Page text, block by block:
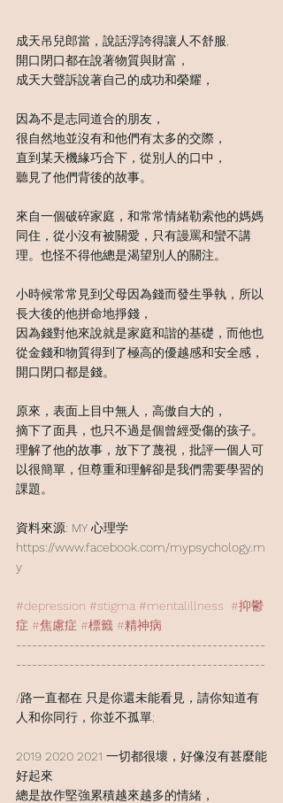
成天吊兒郎當，說話浮誇得讓人不舒服,
開口閉口都在說著物質與財富，
成天大聲訴說著自己的成功和榮耀，
因為不是志同道合的朋友，
很自然地並沒有和他們有太多的交際，
直到某天機緣巧合下，從別人的口中，
聽見了他們背後的故事。
來自一個破碎家庭，和常常情緒勒索他的媽媽
同住，從小沒有被關愛，只有謾罵和蠻不講
理。也怪不得他總是渴望別人的關注。
小時候常常見到父母因為錢而發生爭執，所以
長大後的他拼命地掙錢，
因為錢對他來說就是家庭和諧的基礎，而他也
從金錢和物質得到了極高的優越感和安全感，
開口閉口都是錢。
原來，表面上目中無人，高傲自大的，
摘下了面具，也只不過是個曾經受傷的孩子。
理解了他的故事，放下了蔑視，批評一個人可
以很簡單，但尊重和理解卻是我們需要學習的
課題。
資料來源: MY 心理学
https://www.facebook.com/mypsychology.m
y
#depression #stigma #mentalillness
#抑鬱
症 #焦慮症 #標籤 #精神病
-----------------------------------------------
-----------------------------------------------
/路一直都在 只是你還未能看見，請你知道有
人和你同行，你並不孤單;
2019 2020 2021 一切都很壞，好像沒有甚麼能
好起來
總是故作堅強累積越來越多的情緒，